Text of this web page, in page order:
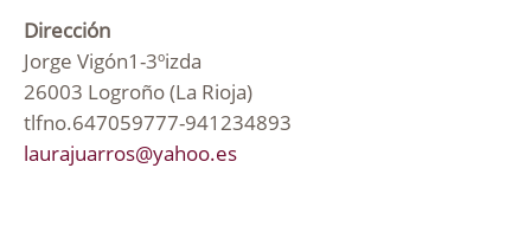
Dirección
Jorge Vigón1-3ºizda
26003 Logroño (La Rioja)
tlfno.647059777-941234893
laurajuarros@yahoo.es